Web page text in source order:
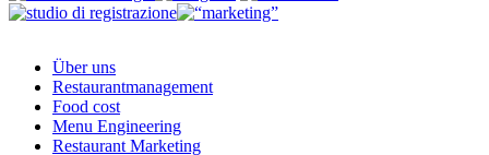
Close
Menu
Über uns
Restaurantmanagement
Food cost
Menu Engineering
Restaurant Marketing